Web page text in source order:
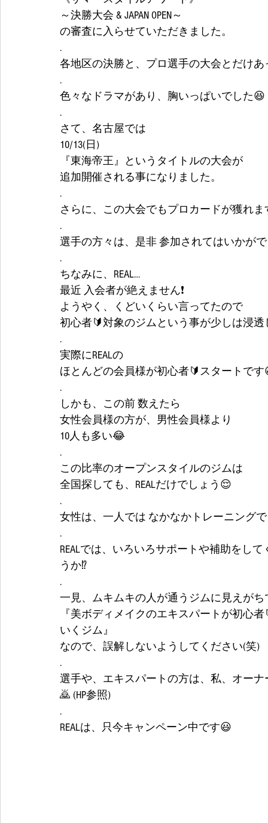
～決勝大会 & JAPAN OPEN～
の審査に入らせていただきました。
.
各地区の決勝と、プロ選手の大会とだけ
.
色々なドラマがあり、胸いっぱいでした😆
.
さて、名古屋では
10/13(日)
『東海帝王』というタイトルの大会が
追加開催される事になりました。
.
さらに、この大会でもプロカードが獲れま
.
選手の方々は、是非 参加されてはいかが
.
ちなみに、REAL…
最近 入会者が絶えません❗
ようやく、くどいくらい言ってたので
初心者🔰対象のジムという事が少しは浸透
.
実際にREALの
ほとんどの会員様が初心者🔰スタートです
.
しかも、この前 数えたら
女性会員様の方が、男性会員様より
10人も多い😂
.
この比率のオープンスタイルのジムは
全国探しても、REALだけでしょう😌
.
女性は、一人では なかなかトレーニング
.
REALでは、いろいろサポートや補助をし
うか⁉
.
一見、ムキムキの人が通うジムに見えが
『美ボディメイクのエキスパートが初心
いくジム』
なので、誤解しないようしてください(笑)
.
選手や、エキスパートの方は、私、オーナ
🙇 (HP参照)
.
REALは、只今キャンペーン中です😃